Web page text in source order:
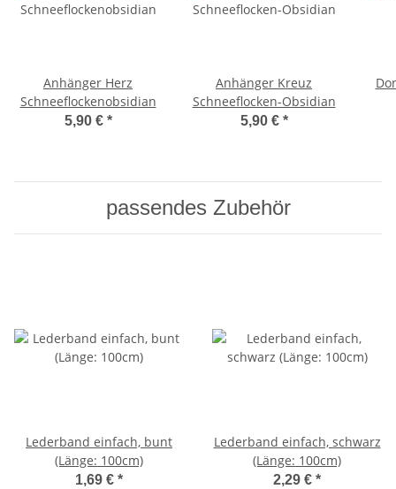
Anhänger Herz
Schneeflockenobsidian
5,90 € *
Anhänger Kreuz
Schneeflocken-Obsidian
5,90 € *
passendes Zubehör
Lederband einfach, bunt
(Länge: 100cm)
1,69 € *
Lederband einfach, schwarz
(Länge: 100cm)
2,29 € *